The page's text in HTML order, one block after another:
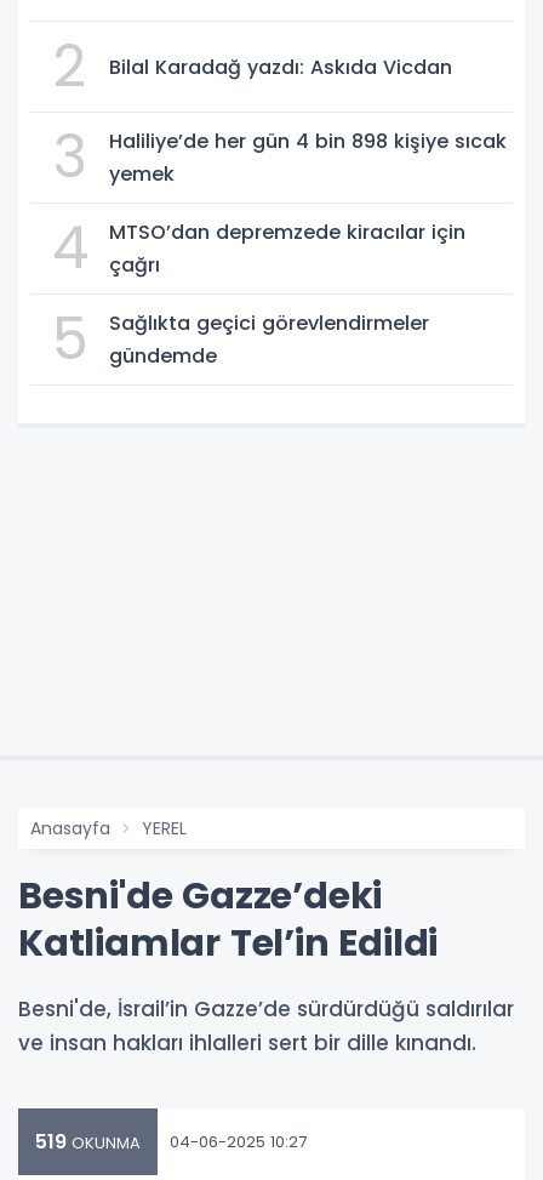
2 Bilal Karadağ yazdı: Askıda Vicdan
3
Haliliye’de her gün 4 bin 898 kişiye sıcak
yemek
4
MTSO’dan depremzede kiracılar için
çağrı
5
Sağlıkta geçici görevlendirmeler
gündemde
Anasayfa YEREL
Besni'de Gazze’deki
Katliamlar Tel’in Edildi
Besni'de, İsrail’in Gazze’de sürdürdüğü saldırılar
ve insan hakları ihlalleri sert bir dille kınandı.
519 OKUNMA 04-06-2025 10:27